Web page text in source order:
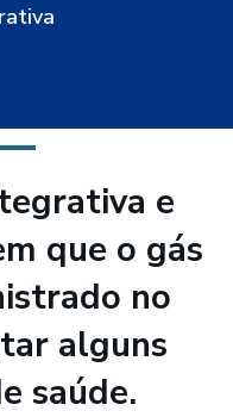
e
que o gás
no
alguns
saúde.